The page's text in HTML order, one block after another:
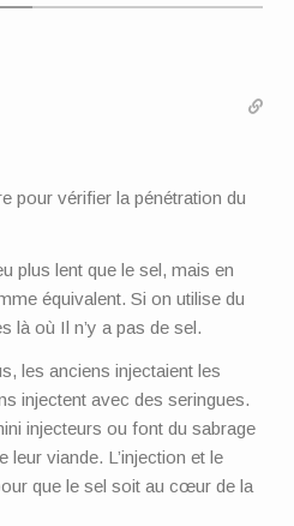
pour vérifier la pénétration du
plus lent que le sel, mais en
équivalent. Si on utilise du
là où Il n’y a pas de sel.
les anciens injectaient les
injectent avec des seringues.
injecteurs ou font du sabrage
leur viande. L’injection et le
que le sel soit au cœur de la